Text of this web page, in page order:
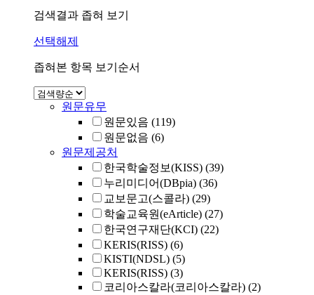
검색결과 좁혀 보기
선택해제
좁혀본 항목 보기순서
원문유무
원문있음 (119)
원문없음 (6)
원문제공처
한국학술정보(KISS) (39)
누리미디어(DBpia) (36)
교보문고(스콜라) (29)
학술교육원(eArticle) (27)
한국연구재단(KCI) (22)
KERIS(RISS) (6)
KISTI(NDSL) (5)
KERIS(RISS) (3)
코리아스칼라(코리아스칼라) (2)